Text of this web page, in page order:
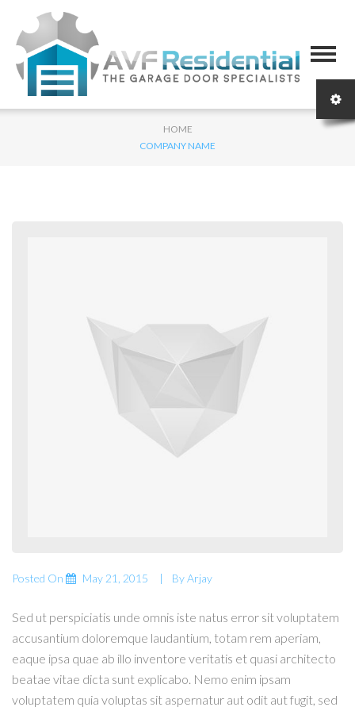
HOME
COMPANY NAME
Posted On May 21, 2015 ByArjay
Sed ut perspiciatis unde omnis iste natus error sit voluptatem
accusantium doloremque laudantium, totam rem aperiam,
eaque ipsa quae ab illo inventore veritatis et quasi architecto
beatae vitae dicta sunt explicabo. Nemo enim ipsam
voluptatem quia voluptas sit aspernatur aut odit aut fugit, sed